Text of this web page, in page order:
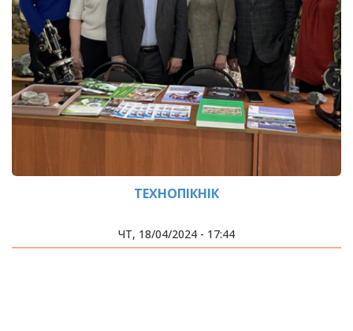
ТЕХНОПІКНІК
ЧТ, 18/04/2024 - 17:44